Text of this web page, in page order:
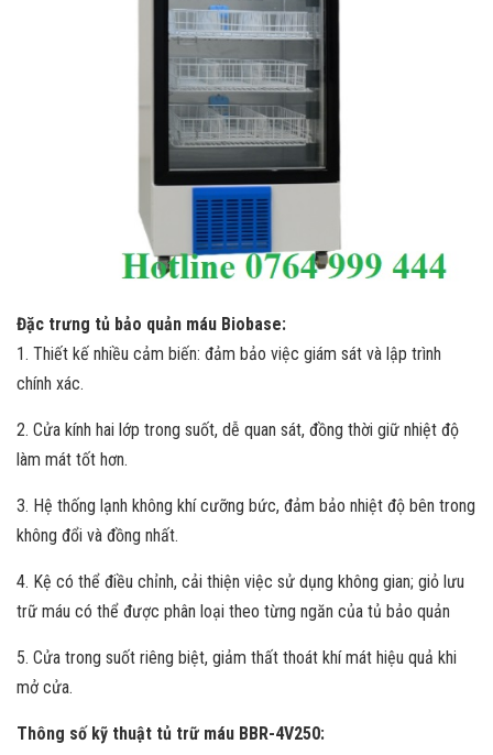
Đặc trưng tủ bảo quản máu Biobase:
1. Thiết kế nhiều cảm biến: đảm bảo việc giám sát và lập trình
chính xác.
2. Cửa kính hai lớp trong suốt, dễ quan sát, đồng thời giữ nhiệt độ
làm mát tốt hơn.
3. Hệ thống lạnh không khí cưỡng bức, đảm bảo nhiệt độ bên trong
không đổi và đồng nhất.
4. Kệ có thể điều chỉnh, cải thiện việc sử dụng không gian; giỏ lưu
trữ máu có thể được phân loại theo từng ngăn của tủ bảo quản
5. Cửa trong suốt riêng biệt, giảm thất thoát khí mát hiệu quả khi
mở cửa.
Thông số kỹ thuật tủ trữ máu BBR-4V250: